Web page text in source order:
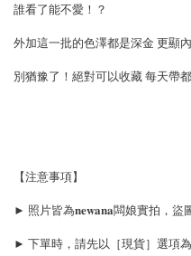
誰看了能不愛！？
外加這一批的色澤都是深金 更顯
別猶豫了！絕對可以收藏 每天帶
【注意事項】
► 照片皆為𝐧𝐞𝐰𝐚𝐧𝐚闆娘實拍，盜
► 下單時，請先以［現貨］選項